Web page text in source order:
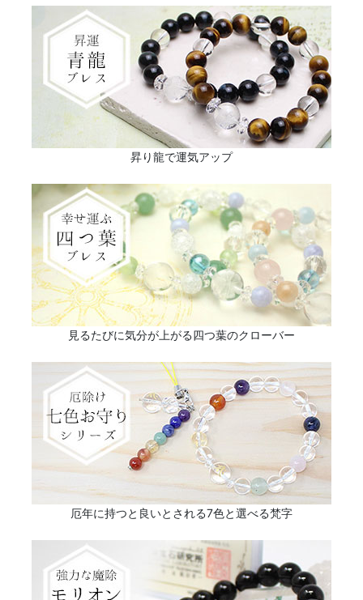
昇り龍で運気アップ
見るたびに気分が上がる四つ葉のクローバー
厄年に持つと良いとされる7色と選べる梵字